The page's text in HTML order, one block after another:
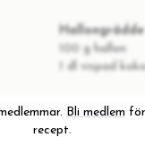
Hallongrädde
100 g hallon
1 dl vispad
Bli medlem
recept.